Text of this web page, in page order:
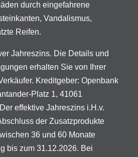
durch eingefahrene
Vandalismus,
Reifen.
Jahreszins. Die Details und
erhalten Sie von Ihrer
Kreditgeber: Openbank
Platz 1, 41061
effektive Jahreszins i.H.v.
der Zusatzprodukte
36 und 60 Monate
bis zum 31.12.2026. Bei